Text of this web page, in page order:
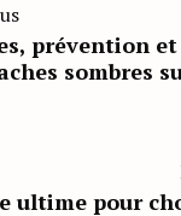
prévention
sombres
ultime pour